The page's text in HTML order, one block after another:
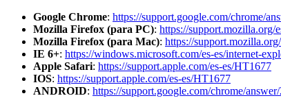
Google Chrome: https://support.google.com/chrome/
Mozilla Firefox (para PC): https://support.mozilla.org/
Mozilla Firefox (para Mac): https://
IE 6+: https://windows.microsoft.com/es-es/internet-
Apple Safari: https://support.apple.com/es-es/HT1677
IOS: https://support.apple.com/es-es/HT1677
ANDROID: https://support.google.com/chrome/